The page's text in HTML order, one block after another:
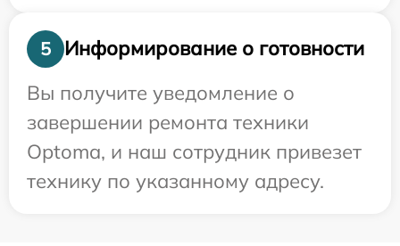
5
Информирование о готовности
Вы получите уведомление о
завершении ремонта техники
Optoma, и наш сотрудник привезет
технику по указанному адресу.